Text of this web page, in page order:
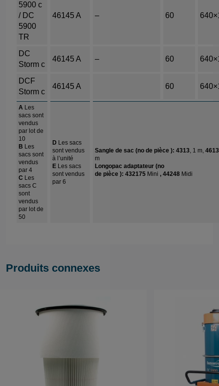
5900 c
/ DC
5900
TR
46145 A – 60
DC
Storm c
46145 A – 60
DCF
Storm c
46145 A 60
A Les
sacs sont
vendus
par lot de
10
B Les
sacs sont
vendus
par 4
C Les
sacs C
sont
vendus
par lot de
50
D Les sacs
sont vendus
à l’unité
E Les sacs
sont vendus
par 6
Sangle de sac (no de pièce ): 4313, 1 m, 4613
m
Longopac adaptateur (no
de pièce ): 432175 Mini , 44248 Midi
Produits connexes